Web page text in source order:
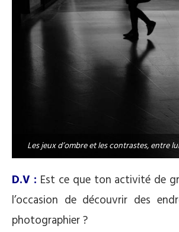
Les jeux d’ombre et les contrastes, entre
D.V : Est ce que ton activité de
l’occasion de découvrir des
photographier ?